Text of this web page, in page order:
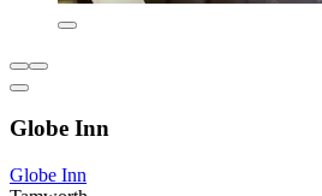
Globe Inn
Globe Inn